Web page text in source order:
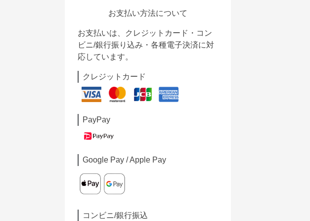
お支払い方法について
お支払いは、クレジットカード・コン
ビニ/銀行振り込み・各種電子決済に対
応しています。
クレジットカード
PayPay
Google Pay / Apple Pay
コンビニ/銀行振込